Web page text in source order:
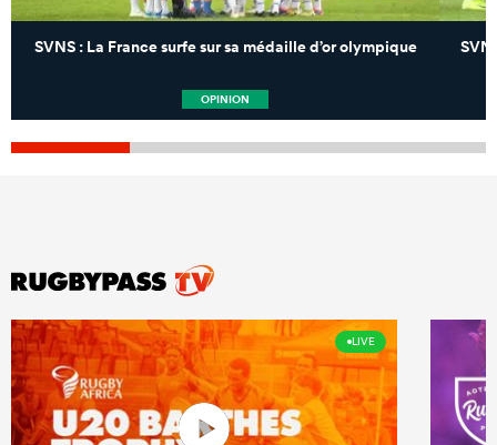
SVNS : La France surfe sur sa médaille d’or olympique
OPINION
LIVE